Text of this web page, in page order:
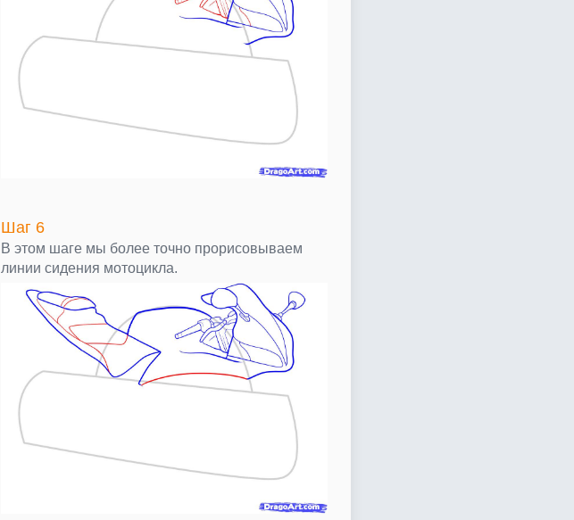
Шаг 6
В этом шаге мы более точно прорисовываем
линии сидения мотоцикла.